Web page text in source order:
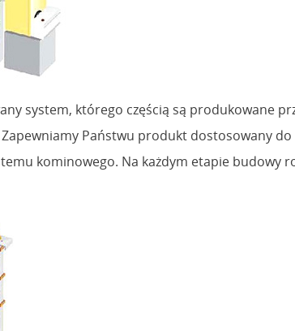
system, którego częścią są produkowane
Państwu produkt dostosowany
kominowego. Na każdym etapie budowy